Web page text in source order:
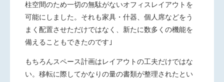
柱空間のため一切の無駄がないオフィスレイアウトを
可能にしました。それも家具・什器、個人席などをう
まく配置させただけではなく、新たに数多くの機能を
備えることもできたのです｣
もちろんスペース計画はレイアウトの工夫だけではな
い。移転に際してかなりの量の書類が整理されたとい